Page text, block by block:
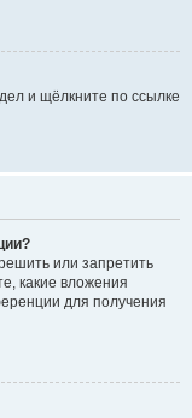
и щёлкните по ссылке
или запретить
какие вложения
для получения